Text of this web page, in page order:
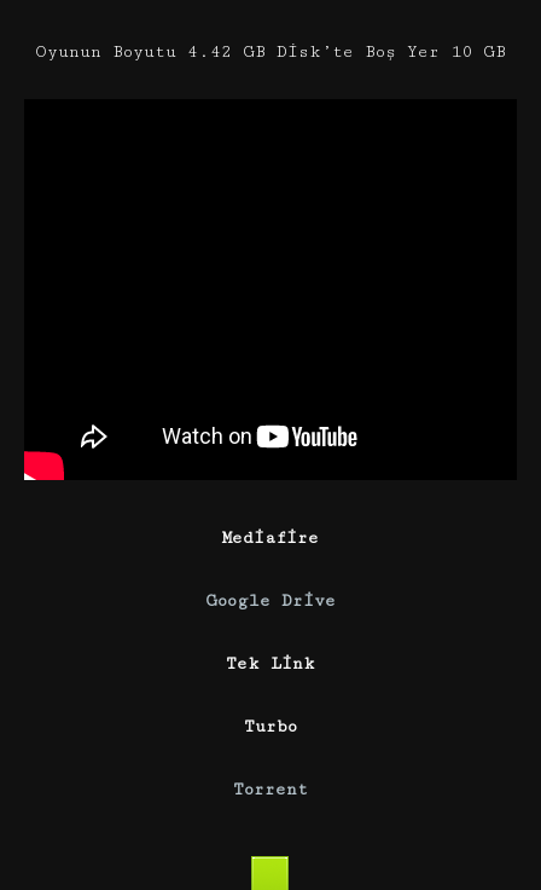
Oyunun Boyutu 4.42 GB Disk’te Boş Yer 10 GB
Mediafire
Google Drive
Tek Link
Turbo
Torrent